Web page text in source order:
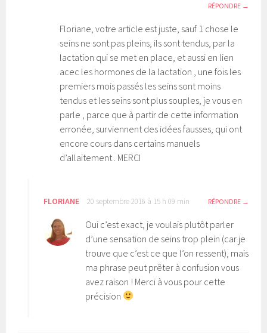
RÉPONDRE
Floriane, votre article est juste, sauf 1 chose le
seins ne sont pas pleins, ils sont tendus, par la
lactation qui se met en place, et aussi en lien
acec les hormones de la lactation , une fois les
premiers mois passés les seins sont moins
tendus et les seins sont plus souples, je vous en
parle , parce que à partir de cette information
erronée, surviennent des idées fausses, qui ont
encore cours dans certains manuels
d’allaitement . MERCI
FLORIANE 20 septembre 2016 à 15 h 09 min RÉPONDRE
Oui c’est exact, je voulais plutôt parler
d’une sensation de seins trop plein (car je
trouve que c’est ce que l’on ressent), mais
ma phrase peut prêter à confusion vous
avez raison ! Merci à vous pour cette
précision